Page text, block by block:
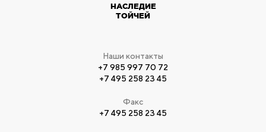
НАСЛЕДИЕ
ТОЙЧЕЙ
Наши контакты
+7 985 997 70 72
+7 495 258 23 45
Факс
+7 495 258 23 45